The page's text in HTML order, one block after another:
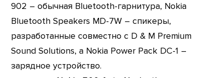
902 – обычная Bluetooth-гарнитура, Nokia
Bluetooth Speakers MD-7W – спикеры,
разработанные совместно с D & M Premium
Sound Solutions, а Nokia Power Pack DC-1 –
зарядное устройство.